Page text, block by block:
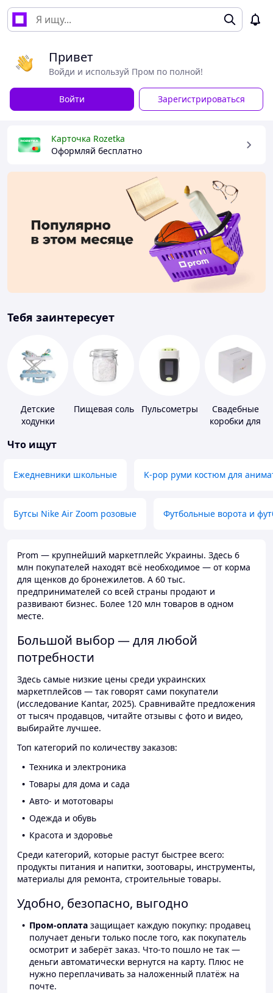
Привет
Войди и используй Пром по полной!
Войти Зарегистрироваться
Карточка Rozetka
Оформляй бесплатно
Тебя заинтересует
Детские
ходунки
Пищевая соль Пульсометры
Свадебные
коробки для
Что ищут
Ежедневники школьные K-pop руми костюм для
Бутсы Nike Air Zoom розовые Футбольные ворота и
Prom — крупнейший маркетплейс Украины. Здесь 6
млн покупателей находят всё необходимое — от корма
для щенков до бронежилетов. А 60 тыс.
предпринимателей со всей страны продают и
развивают бизнес. Более 120 млн товаров в одном
месте.
Большой выбор — для любой
потребности
Здесь самые низкие цены среди украинских
маркетплейсов — так говорят сами покупатели
(исследование Kantar, 2025). Сравнивайте предложения
от тысяч продавцов, читайте отзывы с фото и видео,
выбирайте лучшее.
Топ категорий по количеству заказов:
Техника и электроника
Товары для дома и сада
Авто- и мототовары
Одежда и обувь
Красота и здоровье
Среди категорий, которые растут быстрее всего:
продукты питания и напитки, зоотовары, инструменты,
материалы для ремонта, строительные товары.
Удобно, безопасно, выгодно
Пром-оплата защищает каждую покупку: продавец
получает деньги только после того, как покупатель
осмотрит и заберёт заказ. Что-то пошло не так —
деньги автоматически вернутся на карту. Плюс не
нужно переплачивать за наложенный платёж на
почте.